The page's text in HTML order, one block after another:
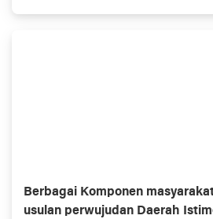
Berbagai Komponen
usulan perwujudan Daerah